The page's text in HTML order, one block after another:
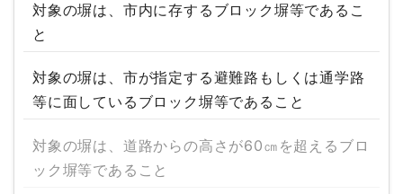
対象の塀は、市内に存するブロック塀等であるこ
と
対象の塀は、市が指定する避難路もしくは通学路
等に面しているブロック塀等であること
対象の塀は、道路からの高さが60㎝を超えるブロ
ック塀等であること